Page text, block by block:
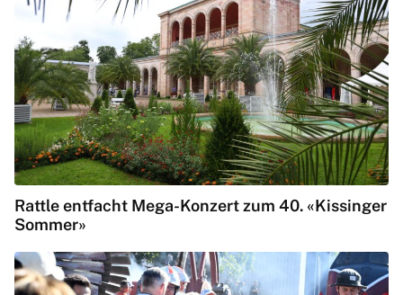
Rattle entfacht Mega-Konzert zum 40. «Kissinger
Sommer»